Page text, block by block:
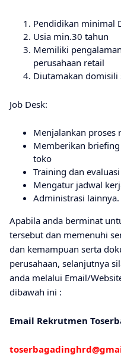
Pendidikan minimal
Usia min.30 tahun
Memiliki
perusahaan retail
Diutamakan domisili
Job Desk:
Menjalankan proses
Memberikan
toko
Training dan
Mengatur jadwal
Administrasi lainnya.
Apabila anda berminat
tersebut dan memenuhi
dan kemampuan serta
perusahaan, selanjutnya
anda melalui Email/
dibawah ini :
Email Rekrutmen